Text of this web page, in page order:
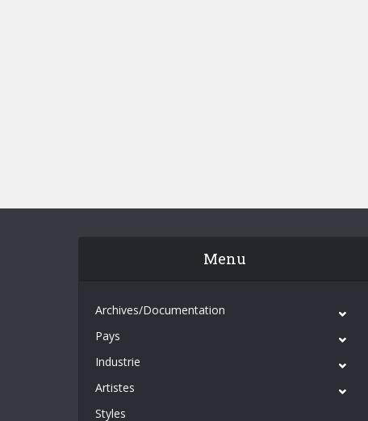
Menu
Archives/Documentation
Pays
Industrie
Artistes
Styles